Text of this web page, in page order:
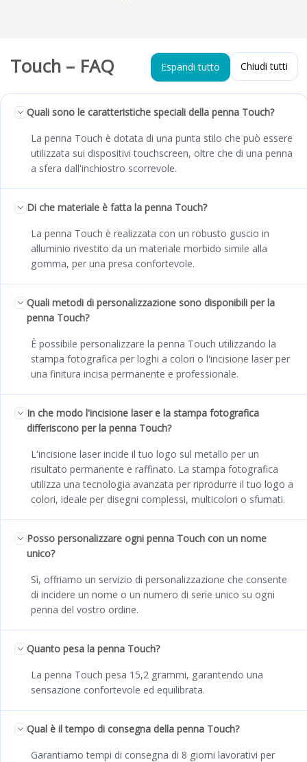
Touch – FAQ Espandi tutto Chiudi tutti
Quali sono le caratteristiche speciali della penna Touch?
La penna Touch è dotata di una punta stilo che può essere
utilizzata sui dispositivi touchscreen, oltre che di una penna
a sfera dall'inchiostro scorrevole.
Di che materiale è fatta la penna Touch?
La penna Touch è realizzata con un robusto guscio in
alluminio rivestito da un materiale morbido simile alla
gomma, per una presa confortevole.
Quali metodi di personalizzazione sono disponibili per la
penna Touch?
È possibile personalizzare la penna Touch utilizzando la
stampa fotografica per loghi a colori o l'incisione laser per
una finitura incisa permanente e professionale.
In che modo l'incisione laser e la stampa fotografica
differiscono per la penna Touch?
L'incisione laser incide il tuo logo sul metallo per un
risultato permanente e raffinato. La stampa fotografica
utilizza una tecnologia avanzata per riprodurre il tuo logo a
colori, ideale per disegni complessi, multicolori o sfumati.
Posso personalizzare ogni penna Touch con un nome
unico?
Sì, offriamo un servizio di personalizzazione che consente
di incidere un nome o un numero di serie unico su ogni
penna del vostro ordine.
Quanto pesa la penna Touch?
La penna Touch pesa 15,2 grammi, garantendo una
sensazione confortevole ed equilibrata.
Qual è il tempo di consegna della penna Touch?
Garantiamo tempi di consegna di 8 giorni lavorativi per